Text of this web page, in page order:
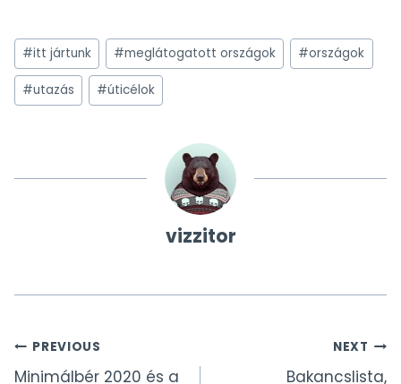
Post
Tags:
#itt jártunk #meglátogatott országok #országok
#utazás #úticélok
vizzitor
Bejegyzés
PREVIOUS
Minimálbér 2020 és a
NEXT
Bakancslista,